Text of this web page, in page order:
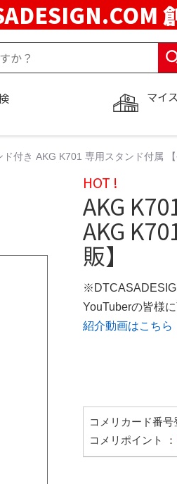
マイ
付き AKG K701 専用スタンド付属 【
HOT !
AKG
AKG
販】
YouTuberの皆様
紹介動画はこちら
コメリカード番
コメリポイント ：